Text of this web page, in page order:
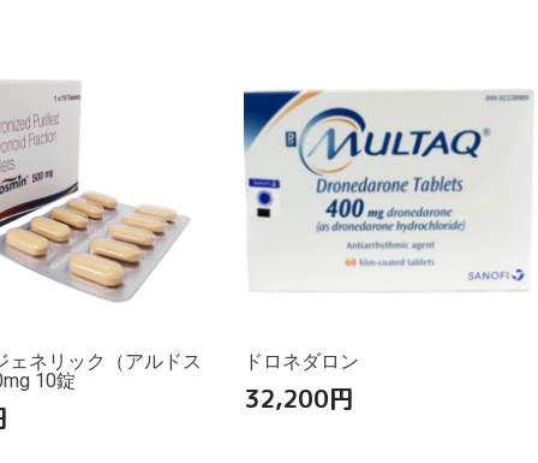
ェネリック（アルドス
10錠
ドロネダロン
32,200円